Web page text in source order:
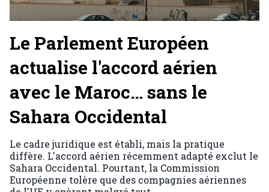
Le Parlement Européen
actualise l'accord aérien
avec le Maroc… sans le
Sahara Occidental
Le cadre juridique est établi, mais la pratique
diffère. L'accord aérien récemment adapté exclut le
Sahara Occidental. Pourtant, la Commission
Européenne tolère que des compagnies aériennes